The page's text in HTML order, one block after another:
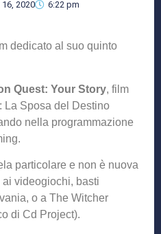
2020
6:22 pm
dedicato al suo quinto
Quest: Your Story, film
La Sposa del Destino
nella programmazione
particolare e non è nuova
videogiochi, basti
o a The Witcher
di Cd Project).